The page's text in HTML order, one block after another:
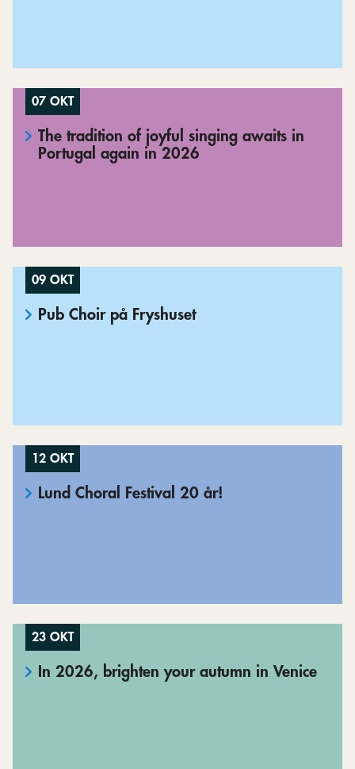
07 OKT
The tradition of joyful singing awaits in
Portugal again in 2026
09 OKT
Pub Choir på Fryshuset
12 OKT
Lund Choral Festival 20 år!
23 OKT
In 2026, brighten your autumn in Venice